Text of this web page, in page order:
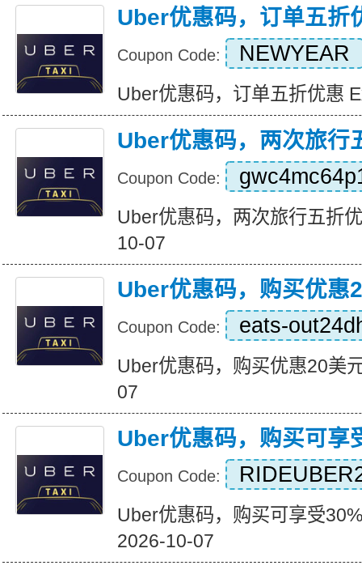
Uber优惠码，订单五折
Coupon Code: NEWYEAR
Uber优惠码，订单五折优惠
Uber优惠码，两次旅行
Coupon Code:
Uber优惠码，两次旅行五折
10-07
Uber优惠码，购买优惠
Coupon Code: eats-
Uber优惠码，购买优惠20美
07
Uber优惠码，购买可享
Coupon Code:
Uber优惠码，购买可享受
2026-10-07